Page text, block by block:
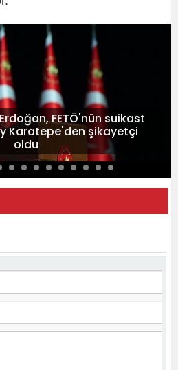
FETÖ'nün suikast
Karatepe'den şikayetçi
oldu